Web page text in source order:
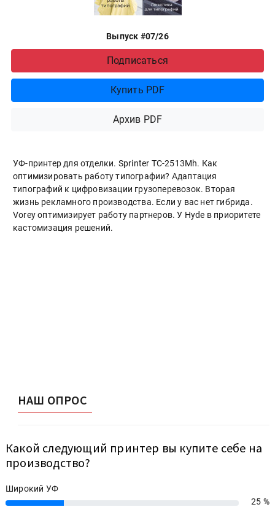
Выпуск #07/26
Подписаться
Купить PDF
Архив PDF
УФ-принтер для отделки. Sprinter ТС-2513Mh. Как
оптимизировать работу типографии? Адаптация
типографий к цифровизации грузоперевозок. Вторая
жизнь рекламного производства. Если у вас нет гибрида.
Vorey оптимизирует работу партнеров. У Hyde в приоритете
кастомизация решений.
НАШ ОПРОС
Какой следующий принтер вы купите себе на
производство?
Широкий УФ
25%
25 %